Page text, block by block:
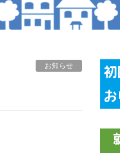
お知らせ